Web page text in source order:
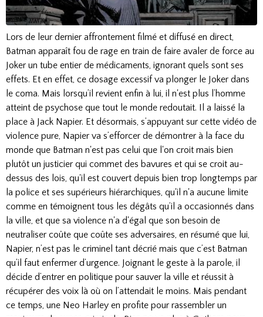
Lors de leur dernier affrontement filmé et diffusé en direct,
Batman apparaît fou de rage en train de faire avaler de force au
Joker un tube entier de médicaments, ignorant quels sont ses
effets. Et en effet, ce dosage excessif va plonger le Joker dans
le coma. Mais lorsqu’il revient enfin à lui, il n'est plus l’homme
atteint de psychose que tout le monde redoutait. Il a laissé la
place à Jack Napier. Et désormais, s’appuyant sur cette vidéo de
violence pure, Napier va s’efforcer de démontrer à la face du
monde que Batman n'est pas celui que l'on croit mais bien
plutôt un justicier qui commet des bavures et qui se croit au-
dessus des lois, qu'il est couvert depuis bien trop longtemps par
la police et ses supérieurs hiérarchiques, qu'il n'a aucune limite
comme en témoignent tous les dégâts qu’il a occasionnés dans
la ville, et que sa violence n'a d'égal que son besoin de
neutraliser coûte que coûte ses adversaires, en résumé que lui,
Napier, n’est pas le criminel tant décrié mais que c’est Batman
qu’il faut enfermer d’urgence. Joignant le geste à la parole, il
décide d’entrer en politique pour sauver la ville et réussit à
récupérer des voix là où on l’attendait le moins. Mais pendant
ce temps, une Neo Harley en profite pour rassembler un